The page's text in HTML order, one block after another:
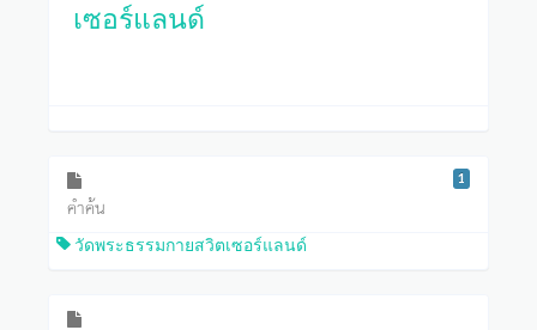
เซอร์แลนด์
คำค้น
1
วัดพระธรรมกายสวิตเซอร์แลนด์